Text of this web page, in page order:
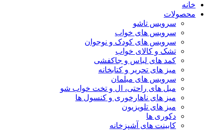
خانه
محصولات
سرویس تاشو
سرویس های خواب
سرویس های کودک و نوجوان
تشک و کالای خواب
کمد های لباس و جاکفشی
میز های تحریر و کتابخانه
سرویس های مبلمان
مبل های راحتی، ال و تخت خواب شو
میز های ناهارخوری و کنسول ها
میز های تلویزیون
دکوری ها
کابینت های آشپزخانه